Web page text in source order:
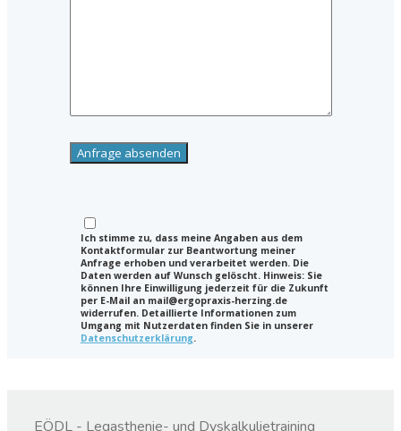
Ich stimme zu, dass meine Angaben aus dem
Kontaktformular zur Beantwortung meiner
Anfrage erhoben und verarbeitet werden. Die
Daten werden auf Wunsch gelöscht. Hinweis: Sie
können Ihre Einwilligung jederzeit für die Zukunft
per E-Mail an mail@ergopraxis-herzing.de
widerrufen. Detaillierte Informationen zum
Umgang mit Nutzerdaten finden Sie in unserer
Datenschutzerklärung.
EÖDL - Legasthenie- und Dyskalkulietraining